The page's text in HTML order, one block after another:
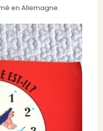
en Allemagne.